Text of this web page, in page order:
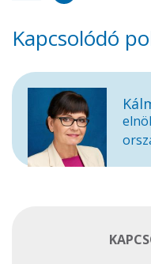
Kapcsolódó